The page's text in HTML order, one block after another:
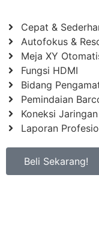
Cepat &
Autofokus &
Meja XY
Fungsi HDMI
Bidang
Pemindaian
Koneksi
Laporan
Beli Sekarang!